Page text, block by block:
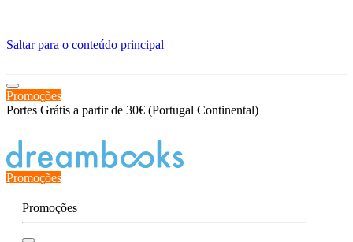
Saltar para o conteúdo principal
Promoções
Portes Grátis a partir de 30€ (Portugal Continental)
Promoções
Promoções
≡